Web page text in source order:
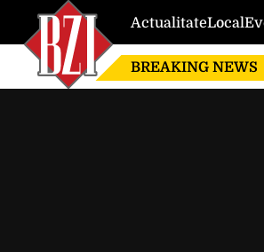
ActualitateLocal
BREAKING NEWS